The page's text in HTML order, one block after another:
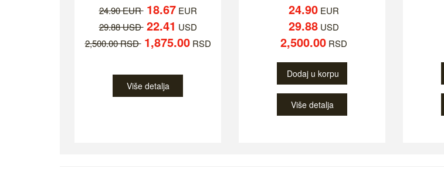
24.90 EUR 18.67EUR
29.88 USD 22.41 USD
2,500.00 RSD 1,875.00RSD
Više detalja
24.90EUR
29.88USD
2,500.00RSD
Dodaj u korpu
Više detalja